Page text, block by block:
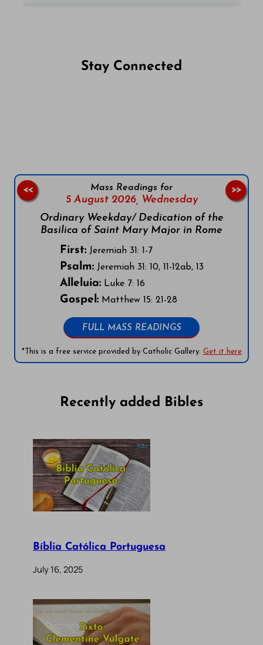
Stay Connected
Mass Readings for
5 August 2026, Wednesday
Ordinary Weekday/ Dedication of the
Basilica of Saint Mary Major in Rome
First:Jeremiah 31: 1-7
Psalm:Jeremiah 31: 10, 11-12ab, 13
Alleluia:Luke 7: 16
Gospel:Matthew 15: 21-28
FULL MASS READINGS
*This is a free service provided by Catholic Gallery. Get it here
<< >>
Recently added Bibles
Bíblia Católica Portuguesa
July 16, 2025